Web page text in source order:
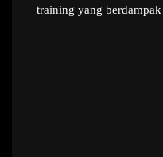
training yang